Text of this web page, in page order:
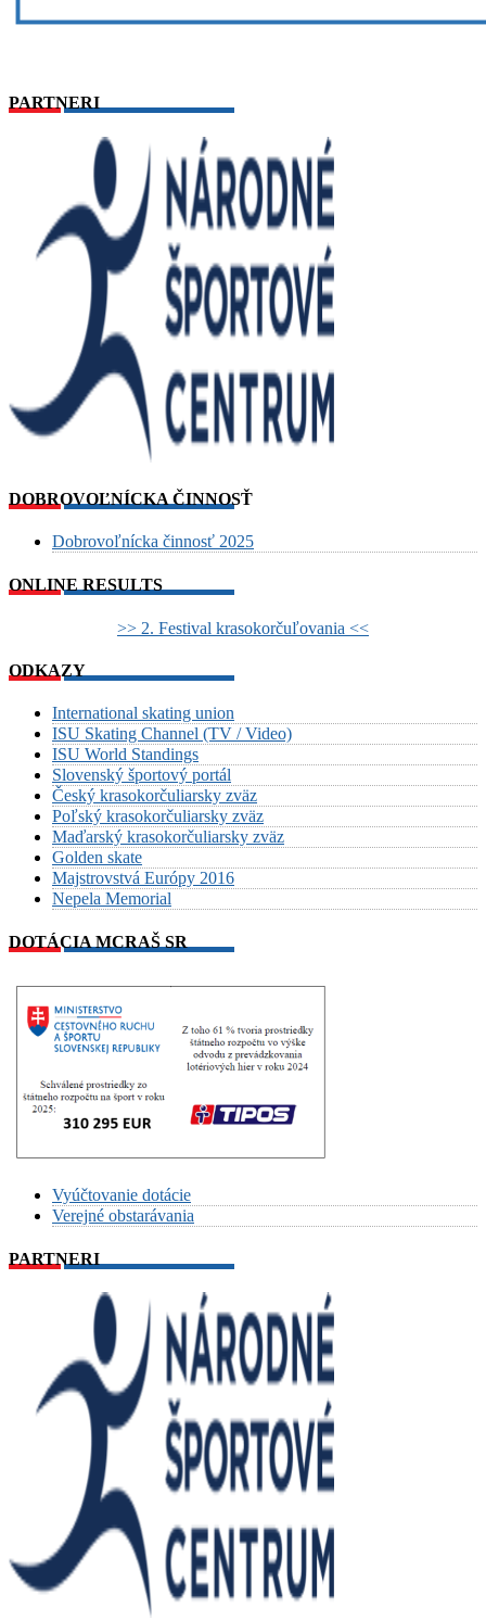
PARTNERI
DOBROVOĽNÍCKA ČINNOSŤ
Dobrovoľnícka činnosť 2025
ONLINE RESULTS
>> 2. Festival krasokorčuľovania <<
ODKAZY
International skating union
ISU Skating Channel (TV / Video)
ISU World Standings
Slovenský športový portál
Český krasokorčuliarsky zväz
Poľský krasokorčuliarsky zväz
Maďarský krasokorčuliarsky zväz
Golden skate
Majstrovstvá Európy 2016
Nepela Memorial
DOTÁCIA MCRAŠ SR
Vyúčtovanie dotácie
Verejné obstarávania
PARTNERI